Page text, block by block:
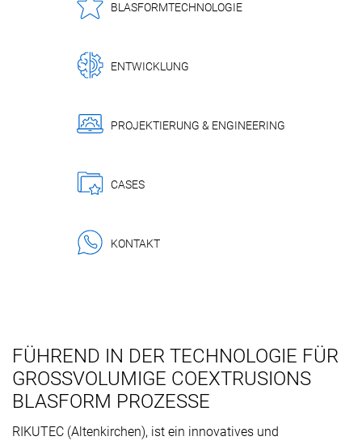
BLASFORMTECHNOLOGIE
ENTWICKLUNG
PROJEKTIERUNG & ENGINEERING
CASES
KONTAKT
FÜHREND IN DER TECHNOLOGIE FÜR
GROSSVOLUMIGE COEXTRUSIONS B
LASFORM PROZESSE
RIKUTEC (Altenkirchen), ist ein innovatives und